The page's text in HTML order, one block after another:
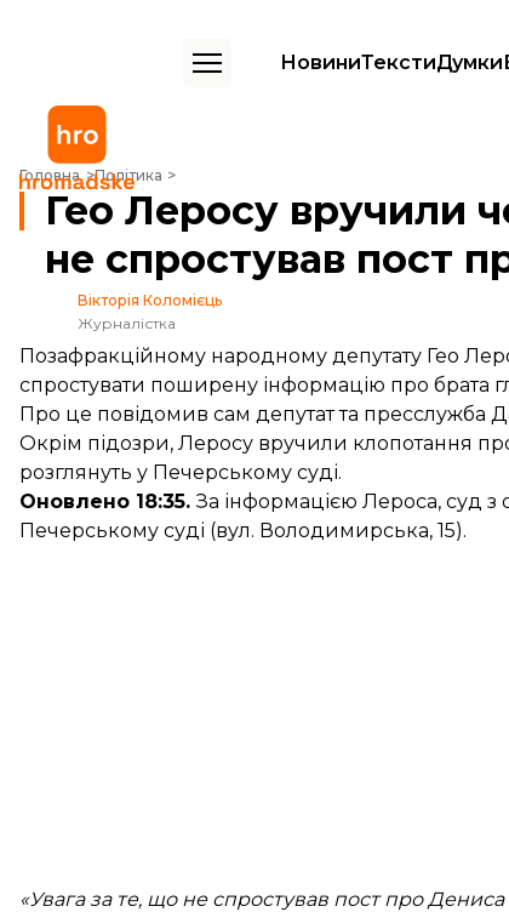
НовиниТекстиДумки
Головна Політика
Гео Леросу вручили чергову підозру: цього разу за те, що не
Гео Леросу вручили
не спростував пост
Вікторія Коломієць
Журналістка
Позафракційному народному депутату Гео
спростувати поширену інформацію про брата
Про це повідомив сам депутатта пресслужба
Окрім підозри, Леросу вручили клопотання
розглянуть у Печерському суді.
Оновлено 18:35. За інформацією Лероса, суд з
Печерському суді (вул. Володимирська, 15).
«Увага за те, що не спростував пост про